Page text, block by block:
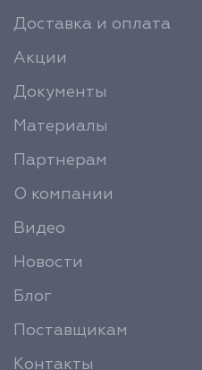
Доставка и оплата
Акции
Документы
Материалы
Партнерам
О компании
Видео
Новости
Блог
Поставщикам
Контакты